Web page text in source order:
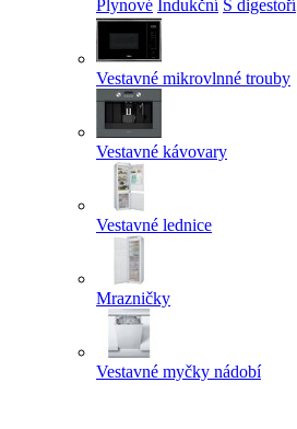
Plynové Indukční S digestoří
Vestavné mikrovlnné trouby
Vestavné kávovary
Vestavné lednice
Mrazničky
Vestavné myčky nádobí